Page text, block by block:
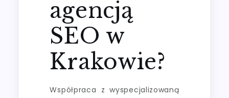
agencją
SEO w
Krakowie?
Współpraca z wyspecjalizowaną